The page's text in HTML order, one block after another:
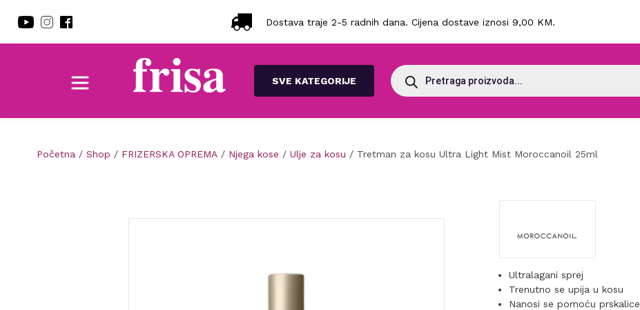
Dostava traje 2-5 radnih dana. Cijena dostave iznosi 9,00 KM.
SVE KATEGORIJE
Products
search
Početna / Shop / FRIZERSKA OPREMA / Njega kose / Ulje za kosu / Tretman za kosu Ultra Light Mist Moroccanoil 25ml
Ultralagani sprej
Trenutno se upija u kosu
Nanosi se pomoću prskalice